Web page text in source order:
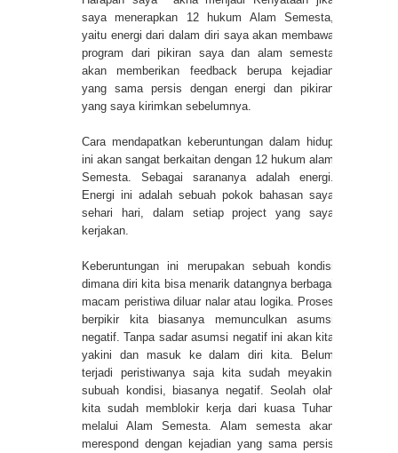
saya menerapkan 12 hukum Alam Semesta,
yaitu energi dari dalam diri saya akan membawa
program dari pikiran saya dan alam semesta
akan memberikan feedback berupa kejadian
yang sama persis dengan energi dan pikiran
yang saya kirimkan sebelumnya.
Cara mendapatkan keberuntungan dalam hidup
ini akan sangat berkaitan dengan 12 hukum alam
Semesta. Sebagai sarananya adalah energi.
Energi ini adalah sebuah pokok bahasan saya
sehari hari, dalam setiap project yang saya
kerjakan.
Keberuntungan ini merupakan sebuah kondisi
dimana diri kita bisa menarik datangnya berbagai
macam peristiwa diluar nalar atau logika. Proses
berpikir kita biasanya memunculkan asumsi
negatif. Tanpa sadar asumsi negatif ini akan kita
yakini dan masuk ke dalam diri kita. Belum
terjadi peristiwanya saja kita sudah meyakini
subuah kondisi, biasanya negatif. Seolah olah
kita sudah memblokir kerja dari kuasa Tuhan
melalui Alam Semesta. Alam semesta akan
merespond dengan kejadian yang sama persis